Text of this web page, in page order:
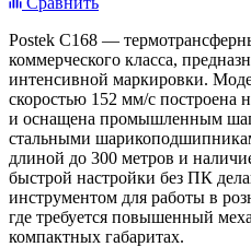
Postek C168 —
коммерческого класса,
интенсивной маркировки.
скоростью 152 мм/с построена
и оснащена промышленным
стальными
длиной до 300 метров и
быстрой настройки без ПК
инструментом для работы в
где требуется повышенный
компактных габаритах.